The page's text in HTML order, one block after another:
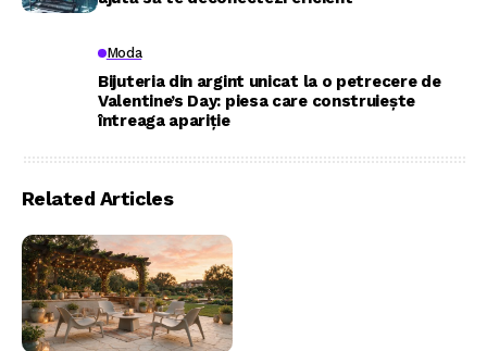
Moda
Bijuteria din argint unicat la o petrecere de
Valentine’s Day: piesa care construiește
întreaga apariție
Related Articles